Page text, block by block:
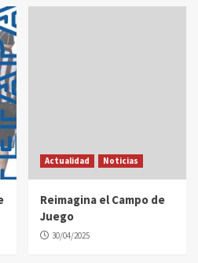
Actualidad Noticias
Reimagina el Campo de
Juego
30/04/2025